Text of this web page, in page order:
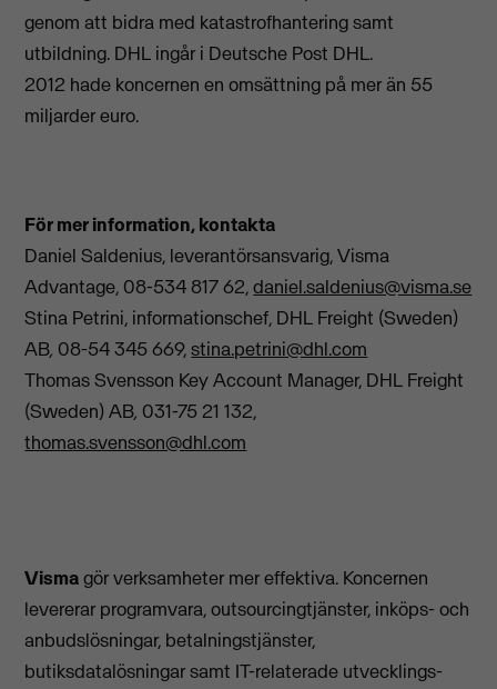
genom att bidra med katastrofhantering samt
utbildning. DHL ingår i Deutsche Post DHL.
2012 hade koncernen en omsättning på mer än 55
miljarder euro.
För mer information, kontakta
Daniel Saldenius, leverantörsansvarig, Visma
Advantage, 08-534 817 62,daniel.saldenius@visma.se
Stina Petrini, informationschef, DHL Freight (Sweden)
AB, 08-54 345 669,stina.petrini@dhl.com
Thomas Svensson Key Account Manager, DHL Freight
(Sweden) AB, 031-75 21 132,
thomas.svensson@dhl.com
Vismagör verksamheter mer effektiva. Koncernen
levererar programvara, outsourcingtjänster, inköps- och
anbudslösningar, betalningstjänster,
butiksdatalösningar samt IT-relaterade utvecklings-